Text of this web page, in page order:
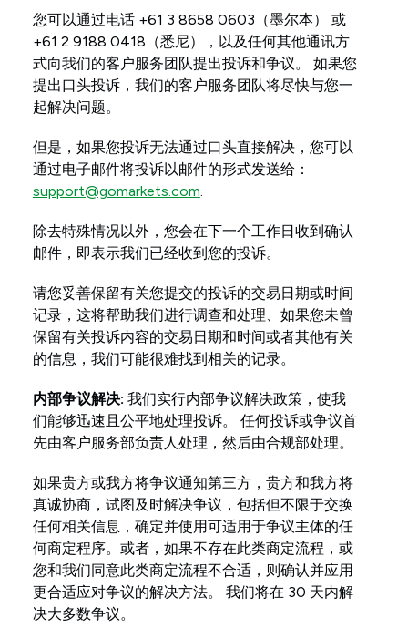
您可以通过电话 +61 3 8658 0603（墨尔本） 或
+61 2 9188 0418（悉尼），以及任何其他通讯方
式向我们的客户服务团队提出投诉和争议。 如果您
提出口头投诉，我们的客户服务团队将尽快与您一
起解决问题。
但是，如果您投诉无法通过口头直接解决，您可以
通过电子邮件将投诉以邮件的形式发送给：
support@gomarkets.com.
除去特殊情况以外，您会在下一个工作日收到确认
邮件，即表示我们已经收到您的投诉。
请您妥善保留有关您提交的投诉的交易日期或时间
记录，这将帮助我们进行调查和处理、如果您未曾
保留有关投诉内容的交易日期和时间或者其他有关
的信息，我们可能很难找到相关的记录。
内部争议解决: 我们实行内部争议解决政策，使我
们能够迅速且公平地处理投诉。 任何投诉或争议首
先由客户服务部负责人处理，然后由合规部处理。
如果贵方或我方将争议通知第三方，贵方和我方将
真诚协商，试图及时解决争议，包括但不限于交换
任何相关信息，确定并使用可适用于争议主体的任
何商定程序。或者，如果不存在此类商定流程，或
您和我们同意此类商定流程不合适，则确认并应用
更合适应对争议的解决方法。 我们将在 30 天内解
决大多数争议。